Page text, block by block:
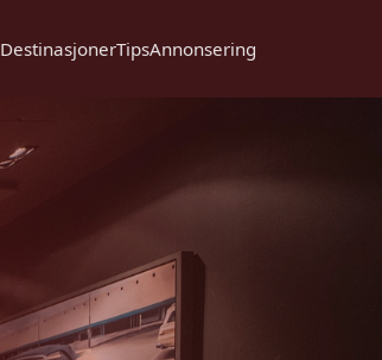
DestinasjonerTipsAnnonsering